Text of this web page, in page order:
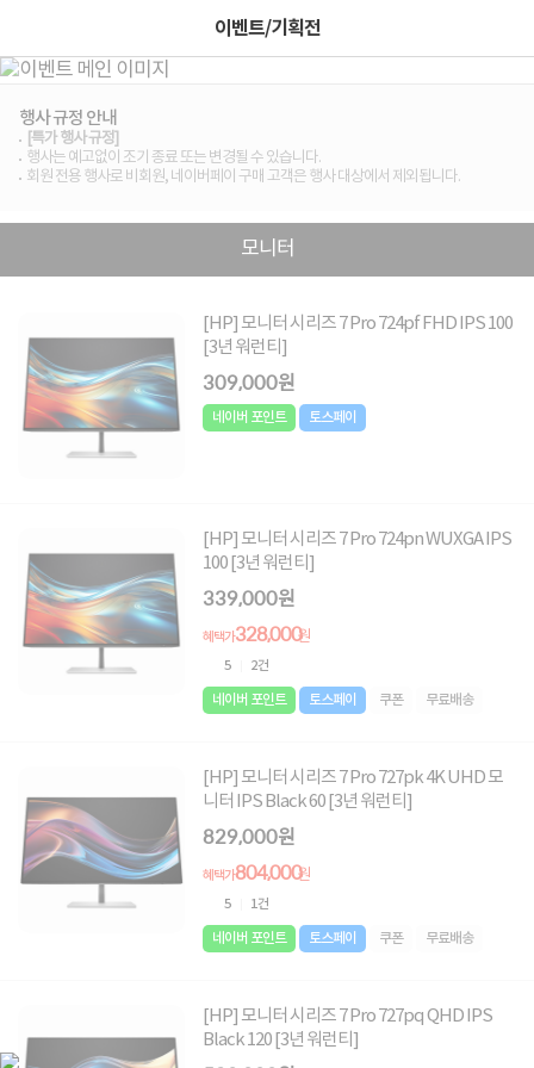
이벤트/기획전
행사 규정 안내
[특가 행사 규정]
행사는 예고없이 조기 종료 또는 변경될 수 있습니다.
회원 전용 행사로 비회원, 네이버페이 구매 고객은 행사 대상에서 제외됩니다.
모니터
[HP] 모니터 시리즈 7 Pro 724pf FHD IPS 100
[3년 워런티]
309,000원
네이버 포인트 토스페이
[HP] 모니터 시리즈 7 Pro 724pn WUXGA IPS
100 [3년 워런티]
339,000원
혜택가328,000원
5 2건
네이버 포인트 토스페이 쿠폰 무료배송
[HP] 모니터 시리즈 7 Pro 727pk 4K UHD 모
니터 IPS Black 60 [3년 워런티]
829,000원
혜택가804,000원
5 1건
네이버 포인트 토스페이 쿠폰 무료배송
[HP] 모니터 시리즈 7 Pro 727pq QHD IPS
Black 120 [3년 워런티]